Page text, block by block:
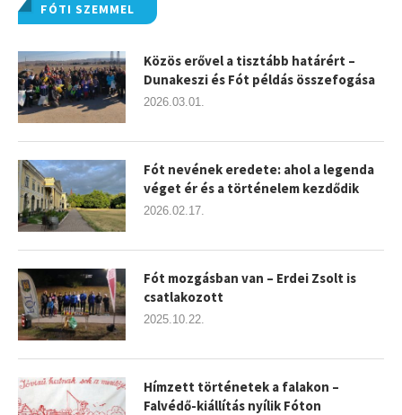
FÓTI SZEMMEL
Közös erővel a tisztább határért –
Dunakeszi és Fót példás összefogása
2026.03.01.
Fót nevének eredete: ahol a legenda
véget ér és a történelem kezdődik
2026.02.17.
Fót mozgásban van – Erdei Zsolt is
csatlakozott
2025.10.22.
Hímzett történetek a falakon –
Falvédő-kiállítás nyílik Fóton